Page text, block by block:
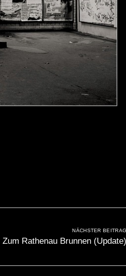
NÄCHSTER BEITRAG
Zum Rathenau Brunnen (Update)